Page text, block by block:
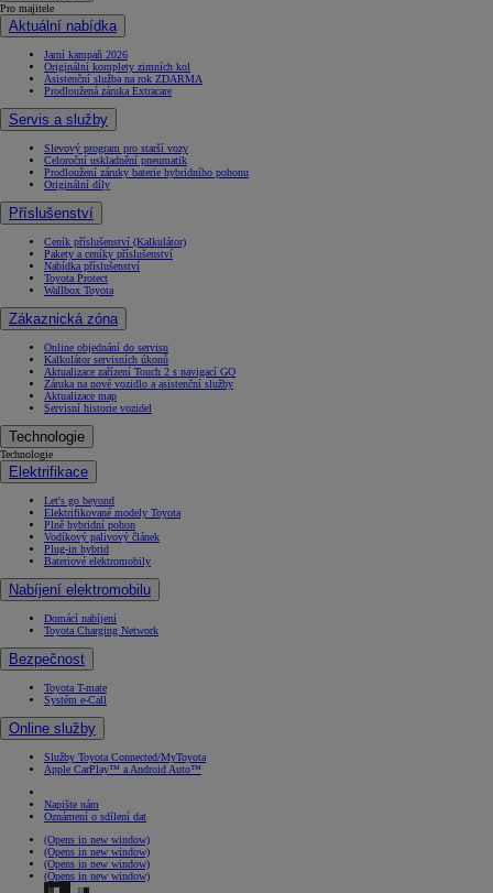
Pro majitele
Aktuální nabídka
Jarní kampaň 2026
Originální komplety zimních kol
Asistenční služba na rok ZDARMA
Prodloužená záruka Extracare
Servis a služby
Slevový program pro starší vozy
Celoroční uskladnění pneumatik
Prodloužení záruky baterie hybridního pohonu
Originální díly
Příslušenství
Ceník příslušenství (Kalkulátor)
Pakety a ceníky příslušenství
Nabídka příslušenství
Toyota Protect
Wallbox Toyota
Zákaznická zóna
Online objednání do servisu
Kalkulátor servisních úkonů
Aktualizace zařízení Touch 2 s navigací GO
Záruka na nové vozidlo a asistenční služby
Aktualizace map
Servisní historie vozidel
Technologie
Technologie
Elektrifikace
Let's go beyond
Elektrifikované modely Toyota
Plně hybridní pohon
Vodíkový palivový článek
Plug-in hybrid
Bateriové elektromobily
Nabíjení elektromobilu
Domácí nabíjení
Toyota Charging Network
Bezpečnost
Toyota T-mate
Systém e-Call
Online služby
Služby Toyota Connected/MyToyota
Apple CarPlay™ a Android Auto™
Napište nám
Oznámení o sdílení dat
(Opens in new window)
(Opens in new window)
(Opens in new window)
(Opens in new window)